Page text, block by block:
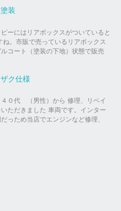
装
ーにはリアボックスがついていると
ね。市販で売っているリアボックス
コート（塗装の下地）状態で販売
ク仕様
０代 （男性）から 修理、リペイ
ただきました 車両です。インター
っため当店でエンジンなど修理、